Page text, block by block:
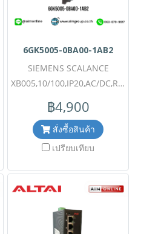
6GK5005-0BA00-1AB2
SIEMENS SCALANCE
XB005,10/100,IP20,AC/DC,RJ45
ราคาพิเศษและสอบถามข้อมูล
เพิ่มเติมติดต่อ Mobile : 063-
879-9917Line ID :
5290 (สินค้ายังไม่รวมภาษี
มูลค่าเพิ่ม,ค่าขนส่ง ,ราคาอาจมี
การเปลี่ยนแปลงได้ โดยไม่แจ้ง
ให้ทราบล่วงหน้า) #SI
฿4,900
สั่งซื้อสินค้า
เปรียบเทียบ